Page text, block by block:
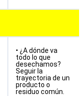
• ¿A dónde va
todo lo que
desechamos?
Seguir la
trayectoria de un
producto o
residuo común.